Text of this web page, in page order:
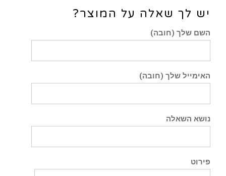
יש לך שאלה על המוצר?
השם שלך (חובה)
האימייל שלך (חובה)
נושא השאלה
פירוט